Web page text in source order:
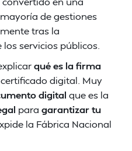
de gestiones
tras la
servicios públicos.
qué es la firma
digital. Muy
digital que es la
para garantizar tu
la Fábrica Nacional